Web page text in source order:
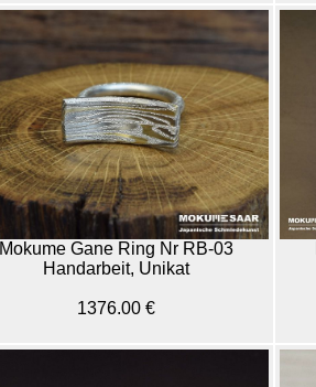
Mokume Gane Ring Nr RB-03
Handarbeit, Unikat
1376.00 €